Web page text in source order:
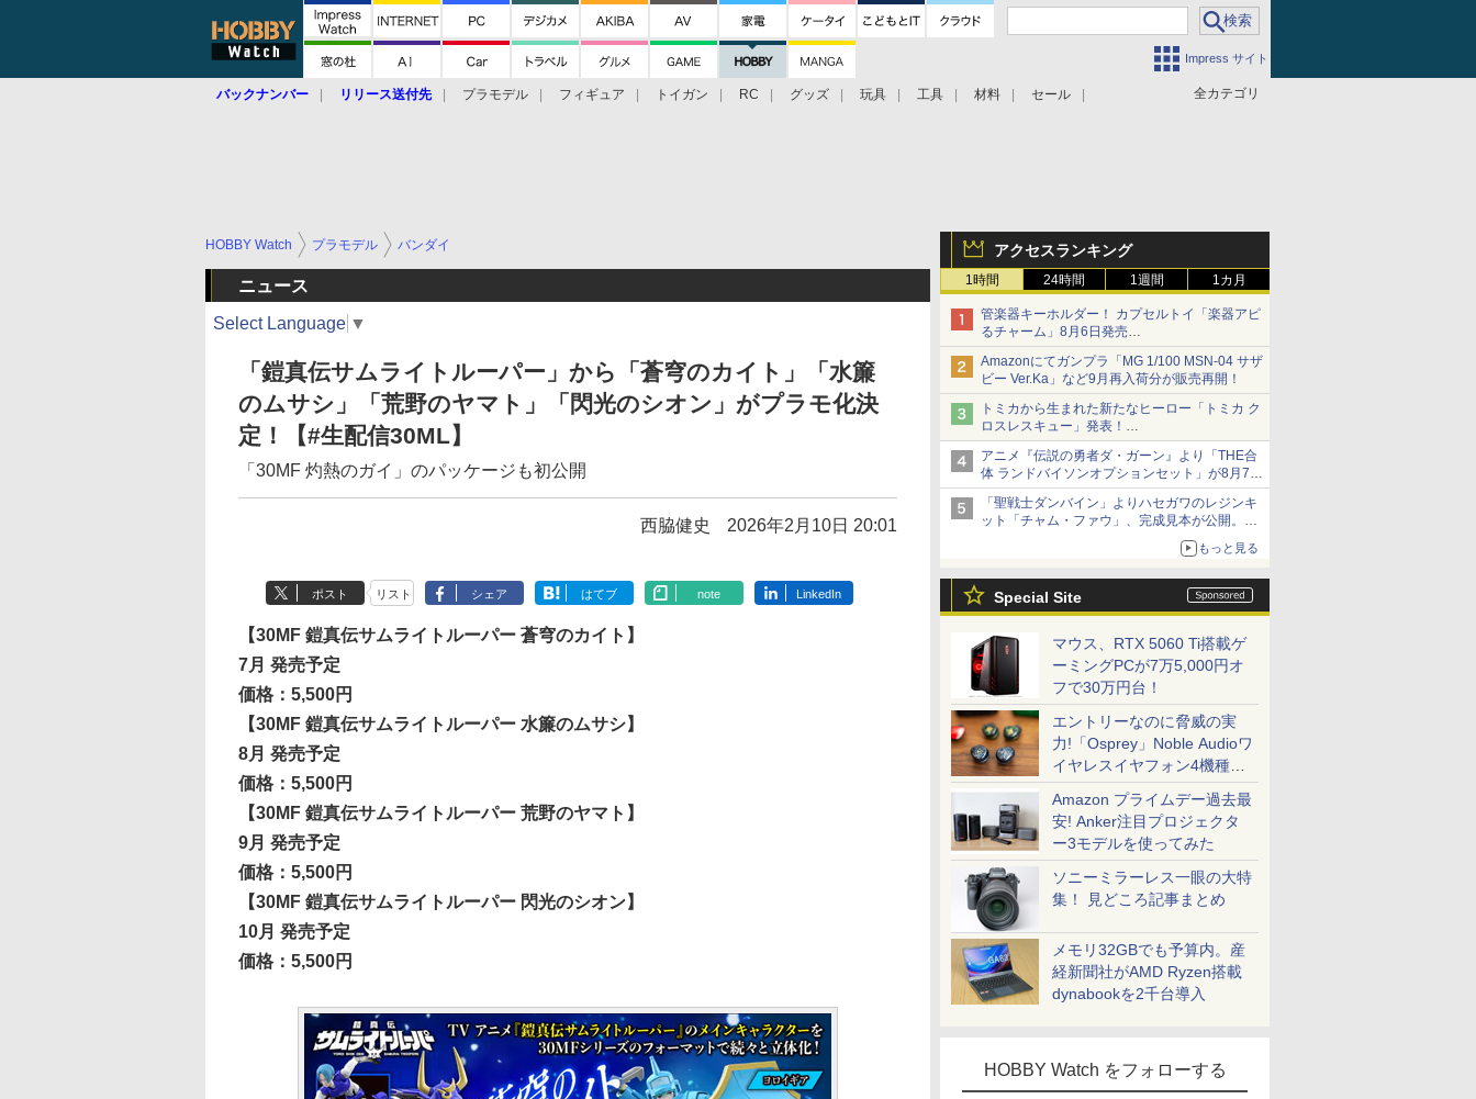
Impress サイト
全カテゴリ
バックナンバー リリース送付先 プラモデル フィギュア トイガン RC グッズ 玩具 工具 材料 セール
アクセスランキング
1時間 24時間 1週間 1カ月
管楽器キーホルダー！ カプセルトイ「楽器アピ
るチャーム」8月6日発売
チューバ、テナサクなど5種各3色
Amazonにてガンプラ「MG 1/100 MSN-04 サザ
ビー Ver.Ka」など9月再入荷分が販売再開！
トミカから生まれた新たなヒーロー「トミカ ク
ロスレスキュー」発表！
詳細は後日公開予定
アニメ『伝説の勇者ダ・ガーン』より「THE合
体 ランドバイソンオプションセット」が8月7日
から予約受付開始！
「聖戦士ダンバイン」よりハセガワのレジンキ
ット「チャム・ファウ」、完成見本が公開。9
もっと見る
Special Site
マウス、RTX 5060 Ti搭載ゲ
ーミングPCが7万5,000円オ
フで30万円台！
エントリーなのに脅威の実
力!「Osprey」Noble Audioワ
イヤレスイヤフォン4機種を
一気に聴く
Amazon プライムデー過去最
安! Anker注目プロジェクタ
ー3モデルを使ってみた
ソニーミラーレス一眼の大特
集！ 見どころ記事まとめ
メモリ32GBでも予算内。産
経新聞社がAMD Ryzen搭載
dynabookを2千台導入
HOBBY Watch をフォローする
HOBBY Watch プラモデル バンダイ
ニュース
Select Language ▼
「鎧真伝サムライトルーパー」から「蒼穹のカイト」「水簾
のムサシ」「荒野のヤマト」「閃光のシオン」がプラモ化決
定！【#生配信30ML】
「30MF 灼熱のガイ」のパッケージも初公開
西脇健史 2026年2月10日 20:01
ポスト リスト シェア はてブ note LinkedIn
【30MF 鎧真伝サムライトルーパー 蒼穹のカイト】
7月 発売予定
価格：5,500円
【30MF 鎧真伝サムライトルーパー 水簾のムサシ】
8月 発売予定
価格：5,500円
【30MF 鎧真伝サムライトルーパー 荒野のヤマト】
9月 発売予定
価格：5,500円
【30MF 鎧真伝サムライトルーパー 閃光のシオン】
10月 発売予定
価格：5,500円